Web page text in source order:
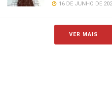
16 DE JUNHO DE
VER MAIS